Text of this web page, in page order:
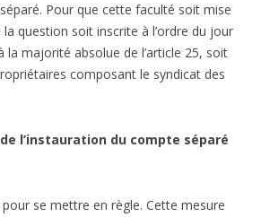
Pour que cette faculté soit mise
question soit inscrite à l’ordre du jour
la majorité absolue de l’article 25, soit
composant le syndicat des
l’instauration du compte séparé
se mettre en règle. Cette mesure